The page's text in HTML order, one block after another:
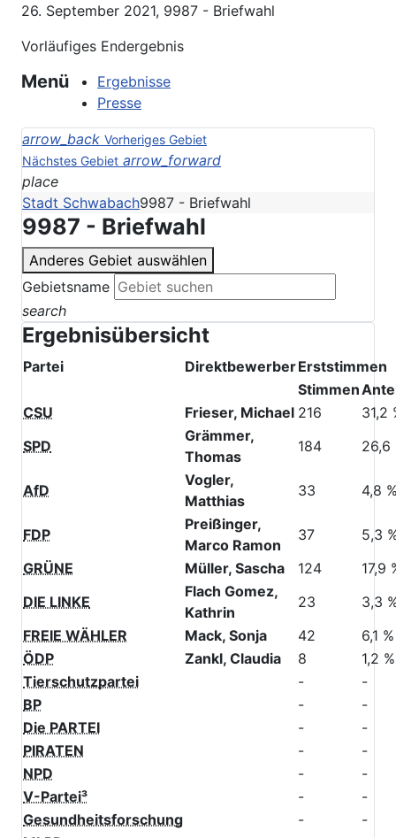
26. September 2021, 9987 - Briefwahl
Vorläufiges Endergebnis
Menü
Ergebnisse
Presse
arrow_back Vorheriges Gebiet
Nächstes Gebiet arrow_forward
place
Stadt Schwabach9987 - Briefwahl
9987 - Briefwahl
Anderes Gebiet auswählen
Gebietsname
search
Ergebnisübersicht
Partei DirektbewerberErststimmen
Stimmen
CSU
Frieser, Michael 216
31,2
SPD
Grämmer,
Thomas
184 26,6
AfD
Vogler,
Matthias
33 4,8
FDP
Preißinger,
Marco Ramon
37
5,3
GRÜNE
Müller, Sascha 124
17,9
DIE LINKE
Flach Gomez,
Kathrin
23
3,3
FREIE WÄHLER
Mack, Sonja 42
6,1 %
ÖDP
Zankl, Claudia 8
1,2 %
Tierschutzpartei
-
-
BP
-
-
Die PARTEI
-
-
PIRATEN
-
-
NPD
-
-
V-Partei³
-
-
Gesundheitsforschung
-
-